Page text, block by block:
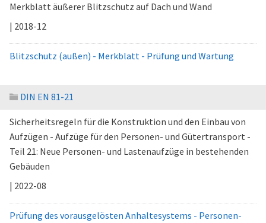
Merkblatt äußerer Blitzschutz auf Dach und Wand
| 2018-12
Blitzschutz (außen) - Merkblatt - Prüfung und Wartung
DIN EN 81-21
Sicherheitsregeln für die Konstruktion und den Einbau von
Aufzügen - Aufzüge für den Personen- und Gütertransport -
Teil 21: Neue Personen- und Lastenaufzüge in bestehenden
Gebäuden
| 2022-08
Prüfung des vorausgelösten Anhaltesystems - Personen-